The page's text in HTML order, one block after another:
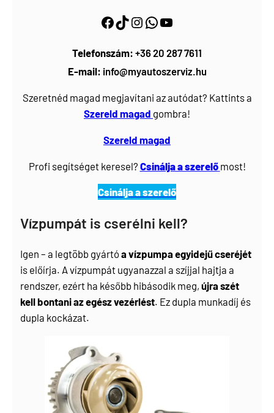
Facebook https://www.tiktok.com/@myautoszerviz.hu https://www.instagram.com/myautoszerviz.hu/ wa.me/36202877611 YouTube
Telefonszám: +36 20 287 7611
E-mail: info@myautoszerviz.hu
Szeretnéd magad megjavítani az autódat? Kattints a
Szereld magad gombra!
Szereld magad
Profi segítséget keresel? Csinálja a szerelő most!
Csinálja a szerelő
Vízpumpát is cserélni kell?
Igen – a legtöbb gyártóa vízpumpa egyidejű cseréjét
is előírja. A vízpumpát ugyanazzal a szíjjal hajtja a
rendszer, ezért ha később hibásodik meg,újra szét
kell bontani az egész vezérlést. Ez dupla munkadíj és
dupla kockázat.